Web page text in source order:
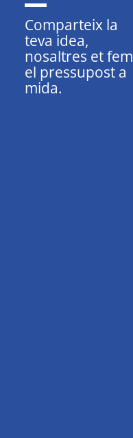
Comparteix la
teva idea,
nosaltres et fem
el pressupost a
mida.